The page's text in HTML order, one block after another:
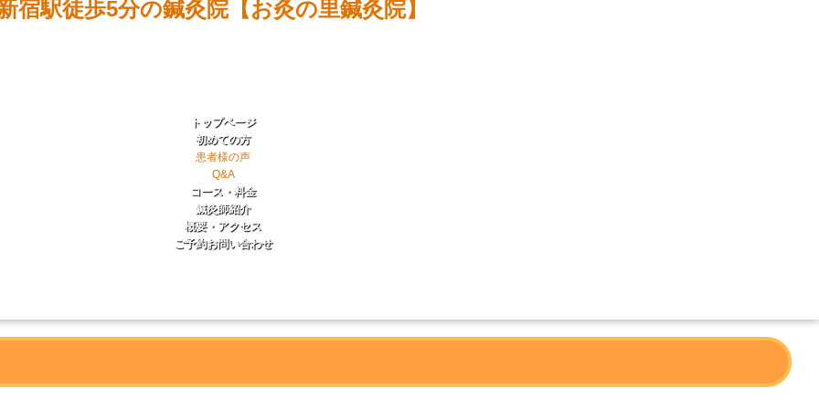
トップページ
初めての方
患者様の声
Q&A
コース・料金
鍼灸師紹介
概要・アクセス
ご予約お問い合わせ